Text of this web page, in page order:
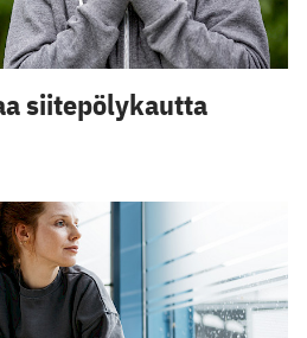
siitepölykautta